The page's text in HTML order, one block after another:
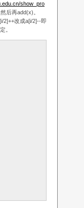
show_pro
后再add(x)。
改成a[i/2]--即
。